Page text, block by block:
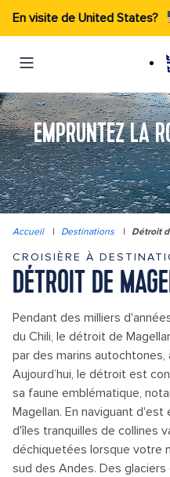
En visite de United States?
EMPRUNTEZ LA
Accueil | Destinations | Détroit
CROISIÈRE À
DÉTROIT DE
Pendant des milliers
du Chili, le détroit de
par des marins autochtones,
Aujourd’hui, le détroit est
sa faune emblématique,
Magellan. En naviguant
d'îles tranquilles de collines
déchiquetées lorsque votre
sud des Andes. Des